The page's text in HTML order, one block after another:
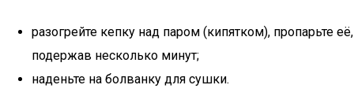
разогрейте кепку над паром (кипятком), пропарьте её,
подержав несколько минут;
наденьте на болванку для сушки.